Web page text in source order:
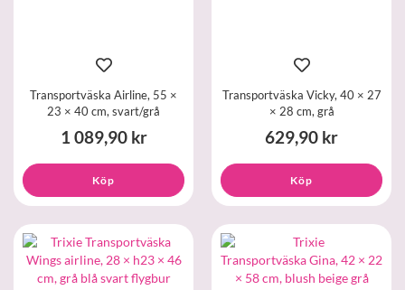
Transportväska Airline, 55 ×
23 × 40 cm, svart/grå
1 089,90 kr
Köp
Transportväska Vicky, 40 × 27
× 28 cm, grå
629,90 kr
Köp